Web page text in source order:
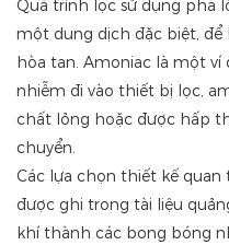
Quá trình lọc sử dụng pha
một dung dịch đặc biệt,
hòa tan. Amoniac là một ví
nhiễm đi vào thiết bị lọc,
chất lỏng hoặc được hấp
chuyển.
Các lựa chọn thiết kế
được ghi trong tài liệu
khí thành các bong bóng